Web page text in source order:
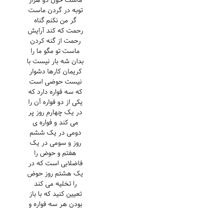
توبه در گردن ماست
گر من نکنم گناه
رحمت که کند آرایش
رحمت از گنه کردن
ماست تو مگو ما را
بدان شه بار نیست با
کریمان کارها دشوار
نیست حوضی است
که سه فواره دارد که
یکی از دو فواره آن را
در یک چهارم روز پر
می کند و فواره ی
دومی در یک ششم
روز و سومی در یک
هفتم و حوض را
فاضلابی است که در
یک هشتم روز حوض
را تخلیه می کند
تعیین کنید که با باز
بودن هر سه فواره و